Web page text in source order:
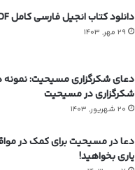
دانلود کتاب انجیل فارسی کامل PDF
29 مهر, 1403
دعای شکرگزاری مسیحیت: نمونه
شکرگزاری در مسیحیت
20 شهریور, 1403
دعا در مسیحیت برای کمک در
یاری بخواهید!